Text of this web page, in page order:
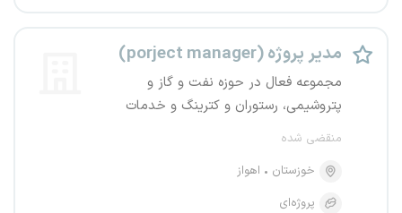
مدیر پروژه (porject manager)
مجموعه فعال در حوزه نفت و گاز و
پتروشیمی، رستوران و کترینگ و خدمات
منقضی شده
خوزستان
اهواز
پروژه‌ای